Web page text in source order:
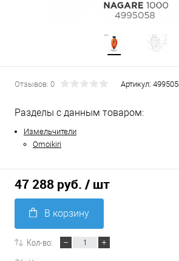
Отзывов: 0 Артикул:
Разделы с данным товаром:
Измельчители
Omoikiri
47 288 руб. / шт
В корзину
Кол-во: